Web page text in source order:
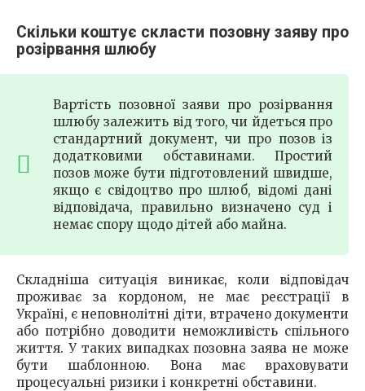
Скільки коштує скласти позовну заяву про
розірвання шлюбу
Вартість позовної заяви про розірвання
шлюбу залежить від того, чи йдеться про
стандартний документ, чи про позов із
додатковими обставинами. Простий
позов може бути підготовлений швидше,
якщо є свідоцтво про шлюб, відомі дані
відповідача, правильно визначено суд і
немає спору щодо дітей або майна.
Складніша ситуація виникає, коли відповідач
проживає за кордоном, не має реєстрації в
Україні, є неповнолітні діти, втрачено документи
або потрібно доводити неможливість спільного
життя. У таких випадках позовна заява не може
бути шаблонною. Вона має враховувати
процесуальні ризики і конкретні обставини.